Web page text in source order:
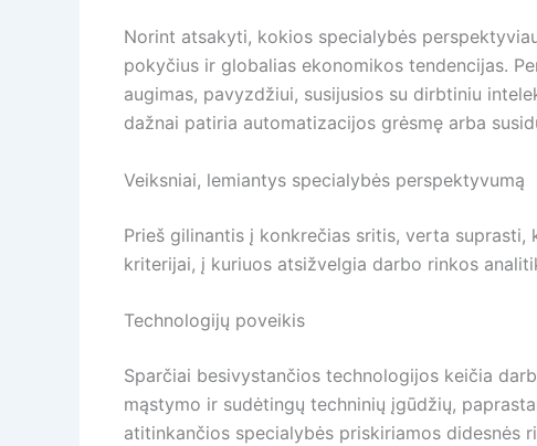
Norint atsakyti, kokios specialybės
pokyčius ir globalias ekonomikos tendencijas.
augimas, pavyzdžiui, susijusios su dirbtiniu
dažnai patiria automatizacijos grėsmę arba
Veiksniai, lemiantys specialybės perspektyvumą
Prieš gilinantis į konkrečias sritis, verta
kriterijai, į kuriuos atsižvelgia darbo rinkos
Technologijų poveikis
Sparčiai besivystančios technologijos keičia
mąstymo ir sudėtingų techninių įgūdžių,
atitinkančios specialybės priskiriamos didesnės